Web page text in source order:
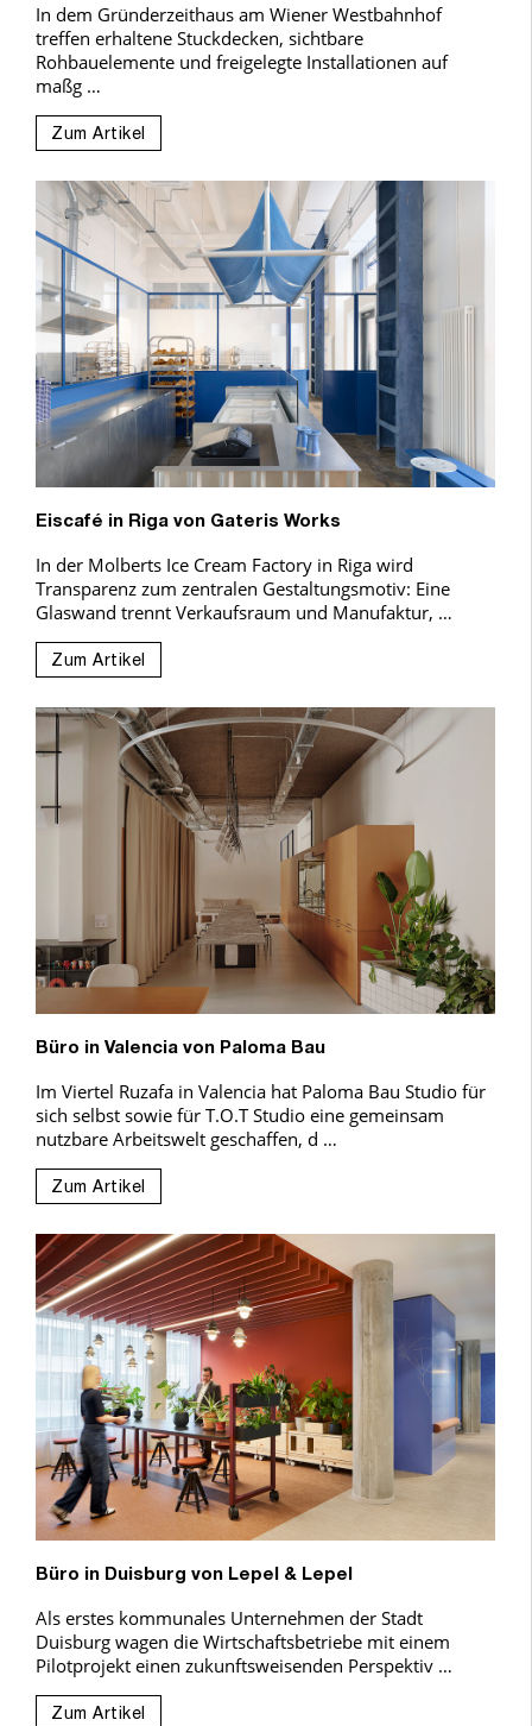
In dem Gründerzeithaus am Wiener Westbahnhof
treffen erhaltene Stuckdecken, sichtbare
Rohbauelemente und freigelegte Installationen auf
maßg …
Zum Artikel
Eiscafé in Riga von Gateris Works
In der Molberts Ice Cream Factory in Riga wird
Transparenz zum zentralen Gestaltungsmotiv: Eine
Glaswand trennt Verkaufsraum und Manufaktur, …
Zum Artikel
Büro in Valencia von Paloma Bau
Im Viertel Ruzafa in Valencia hat Paloma Bau Studio für
sich selbst sowie für T.O.T Studio eine gemeinsam
nutzbare Arbeitswelt geschaffen, d …
Zum Artikel
Büro in Duisburg von Lepel & Lepel
Als erstes kommunales Unternehmen der Stadt
Duisburg wagen die Wirtschaftsbetriebe mit einem
Pilotprojekt einen zukunftsweisenden Perspektiv …
Zum Artikel